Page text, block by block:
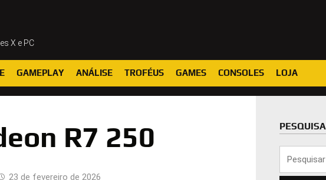
X e PC
GAMEPLAY ANÁLISE TROFÉUS GAMES CONSOLES LOJA
R7 250
23 de fevereiro de 2026
PESQUISA